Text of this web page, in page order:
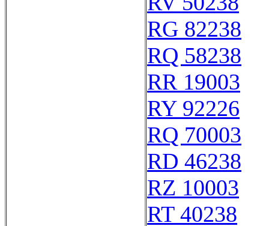
RG 82238
RQ 58238
RR 19003
RY 92226
RQ 70003
RD 46238
RZ 10003
RT 40238